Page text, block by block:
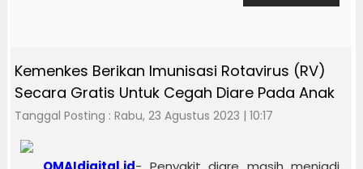
Kemenkes Berikan Imunisasi Rotavirus (RV)
Secara Gratis Untuk Cegah Diare Pada Anak
Tanggal Posting : Rabu, 23 Agustus 2023 | 10:17